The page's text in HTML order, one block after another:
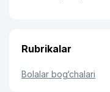
Rubrikalar
Bolalar bog‘chalari